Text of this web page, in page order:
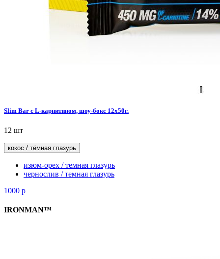
Slim Bar с L-карнитином, шоу-бокс 12x50г.
12 шт
кокос / тёмная глазурь
изюм-орех / темная глазурь
чернослив / темная глазурь
1000 р
IRONMAN™